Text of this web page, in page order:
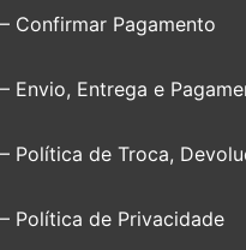
– Confirmar Pagamento
– Envio, Entrega e
– Política de Troca,
– Política de Privacidade